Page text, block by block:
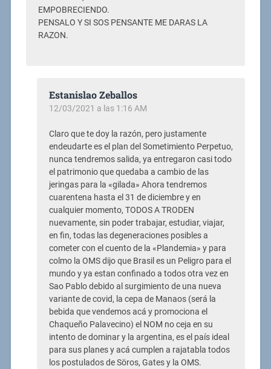
EMPOBRECIENDO.
PENSALO Y SI SOS PENSANTE ME DARAS LA
RAZON.
Estanislao Zeballos
12/03/2021 a las 1:16 AM
Claro que te doy la razón, pero justamente
endeudarte es el plan del Sometimiento Perpetuo,
nunca tendremos salida, ya entregaron casi todo
el patrimonio que quedaba a cambio de las
jeringas para la «gilada» Ahora tendremos
cuarentena hasta el 31 de diciembre y en
cualquier momento, TODOS A TRODEN
nuevamente, sin poder trabajar, estudiar, viajar,
en fin, todas las degeneraciones posibles a
cometer con el cuento de la «Plandemia» y para
colmo la OMS dijo que Brasil es un Peligro para el
mundo y ya estan confinado a todos otra vez en
Sao Pablodebido al surgimiento de una nueva
variante de covid, la cepa de Manaos (será la
bebida que vendemos acá y promociona el
Chaqueño Palavecino) el NOM no ceja en su
intento de dominar y la argentina, es el país ideal
para sus planes y acá cumplen a rajatabla todos
los postulados de Söros, Gates y la OMS.